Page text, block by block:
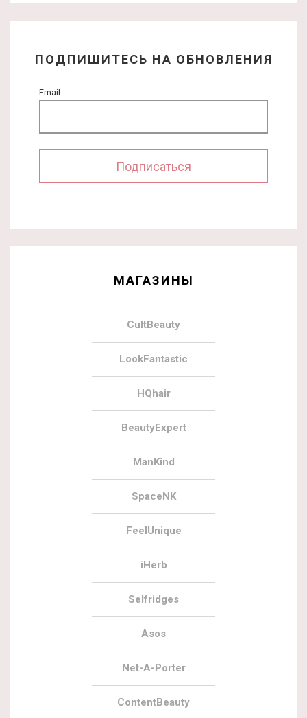
ПОДПИШИТЕСЬ НА ОБНОВЛЕНИЯ
Email
МАГАЗИНЫ
CultBeauty
LookFantastic
HQhair
BeautyExpert
ManKind
SpaceNK
FeelUnique
iHerb
Selfridges
Asos
Net-A-Porter
ContentBeauty